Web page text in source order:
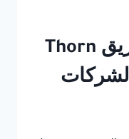
صيانة نظام انذار حريق Thorn